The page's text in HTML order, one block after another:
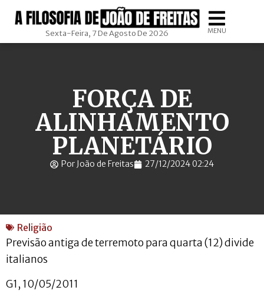
Sexta-Feira, 7 De Agosto De 2026 MENU
FORÇA DE
ALINHAMENTO
PLANETÁRIO
Por João de Freitas 27/12/2024 02:24
Religião
Previsão antiga de terremoto para quarta (12) divide
italianos
G1, 10/05/2011